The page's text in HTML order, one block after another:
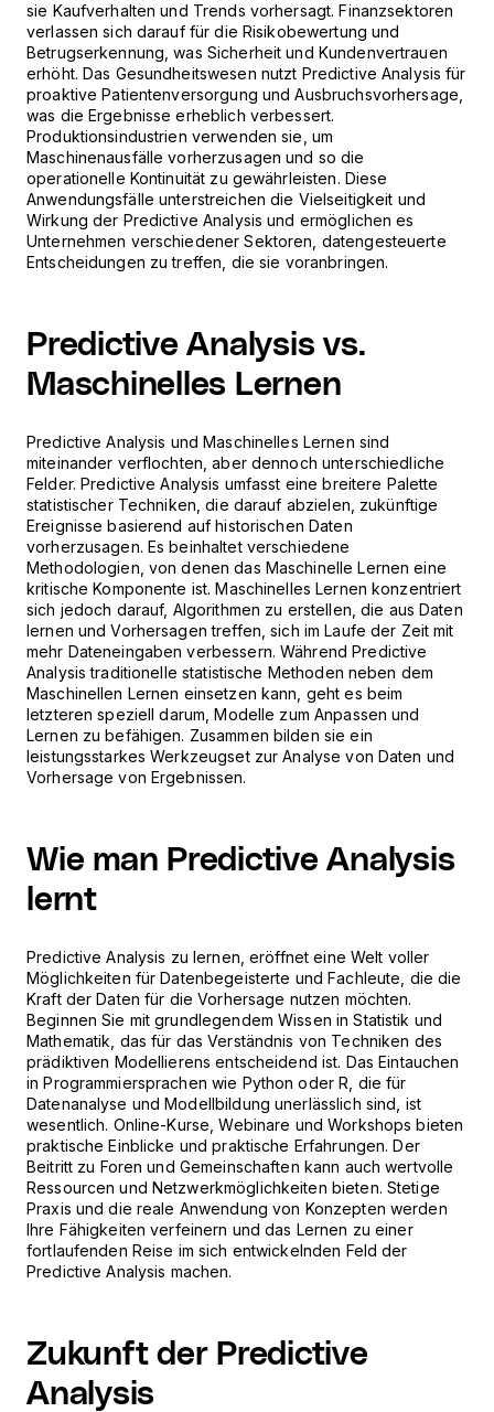
sie Kaufverhalten und Trends vorhersagt. Finanzsektoren
verlassen sich darauf für die Risikobewertung und
Betrugserkennung, was Sicherheit und Kundenvertrauen
erhöht. Das Gesundheitswesen nutzt Predictive Analysis für
proaktive Patientenversorgung und Ausbruchsvorhersage,
was die Ergebnisse erheblich verbessert.
Produktionsindustrien verwenden sie, um
Maschinenausfälle vorherzusagen und so die
operationelle Kontinuität zu gewährleisten. Diese
Anwendungsfälle unterstreichen die Vielseitigkeit und
Wirkung der Predictive Analysis und ermöglichen es
Unternehmen verschiedener Sektoren, datengesteuerte
Entscheidungen zu treffen, die sie voranbringen.
Predictive Analysis vs.
Maschinelles Lernen
Predictive Analysis und Maschinelles Lernen sind
miteinander verflochten, aber dennoch unterschiedliche
Felder. Predictive Analysis umfasst eine breitere Palette
statistischer Techniken, die darauf abzielen, zukünftige
Ereignisse basierend auf historischen Daten
vorherzusagen. Es beinhaltet verschiedene
Methodologien, von denen das Maschinelle Lernen eine
kritische Komponente ist. Maschinelles Lernen konzentriert
sich jedoch darauf, Algorithmen zu erstellen, die aus Daten
lernen und Vorhersagen treffen, sich im Laufe der Zeit mit
mehr Dateneingaben verbessern. Während Predictive
Analysis traditionelle statistische Methoden neben dem
Maschinellen Lernen einsetzen kann, geht es beim
letzteren speziell darum, Modelle zum Anpassen und
Lernen zu befähigen. Zusammen bilden sie ein
leistungsstarkes Werkzeugset zur Analyse von Daten und
Vorhersage von Ergebnissen.
Wie man Predictive Analysis
lernt
Predictive Analysis zu lernen, eröffnet eine Welt voller
Möglichkeiten für Datenbegeisterte und Fachleute, die die
Kraft der Daten für die Vorhersage nutzen möchten.
Beginnen Sie mit grundlegendem Wissen in Statistik und
Mathematik, das für das Verständnis von Techniken des
prädiktiven Modellierens entscheidend ist. Das Eintauchen
in Programmiersprachen wie Python oder R, die für
Datenanalyse und Modellbildung unerlässlich sind, ist
wesentlich. Online-Kurse, Webinare und Workshops bieten
praktische Einblicke und praktische Erfahrungen. Der
Beitritt zu Foren und Gemeinschaften kann auch wertvolle
Ressourcen und Netzwerkmöglichkeiten bieten. Stetige
Praxis und die reale Anwendung von Konzepten werden
Ihre Fähigkeiten verfeinern und das Lernen zu einer
fortlaufenden Reise im sich entwickelnden Feld der
Predictive Analysis machen.
Zukunft der Predictive
Analysis